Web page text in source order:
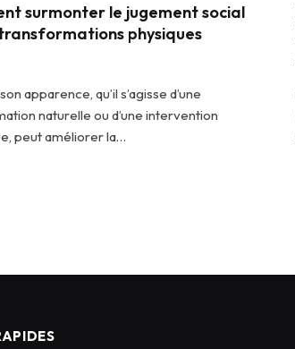
surmonter le jugement social
physiques
apparence, qu’il s’agisse d’une
naturelle ou d’une intervention
peut améliorer la…